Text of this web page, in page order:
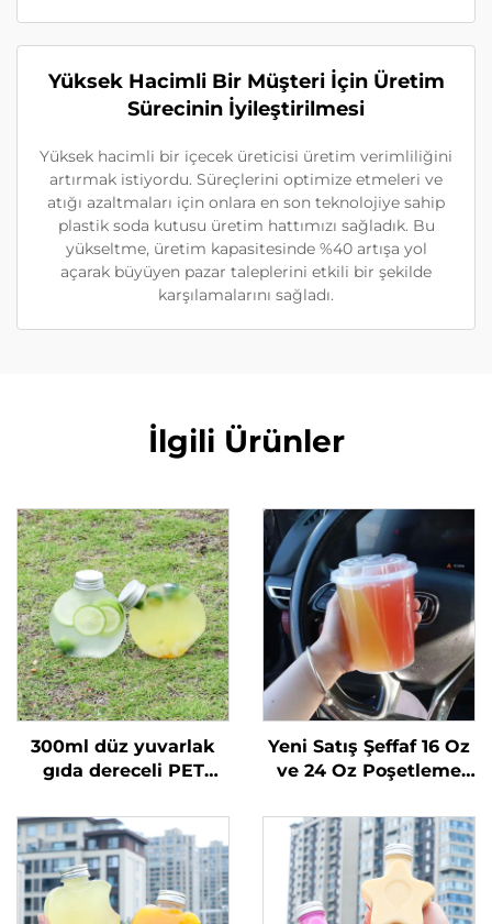
Yüksek Hacimli Bir Müşteri İçin Üretim
Sürecinin İyileştirilmesi
Yüksek hacimli bir içecek üreticisi üretim verimliliğini
artırmak istiyordu. Süreçlerini optimize etmeleri ve
atığı azaltmaları için onlara en son teknolojiye sahip
plastik soda kutusu üretim hattımızı sağladık. Bu
yükseltme, üretim kapasitesinde %40 artışa yol
açarak büyüyen pazar taleplerini etkili bir şekilde
karşılamalarını sağladı.
İlgili Ürünler
300ml düz yuvarlak
gıda dereceli PET
plastik ambalaj şişesi
meyve suyu ve süt
çayı için
Yeni Satış Şeffaf 16 Oz
ve 24 Oz Poşetleme
Kapaklar ve Pipetlerle
2 Bölmeli Çift
Bölünmüş Boba
Bardakları